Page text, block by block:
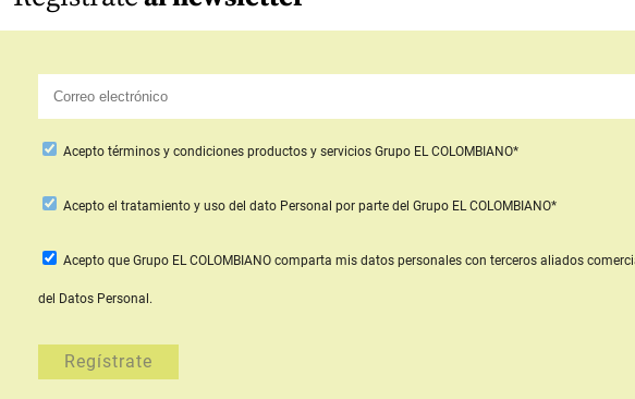
Acepto términos y condiciones productos y servicios Grupo EL COLOMBIANO*
Aceptoel tratamiento y uso del dato Personal por parte del Grupo EL COLOMBIANO*
Acepto que Grupo EL COLOMBIANO comparta mis datos personales con terceros aliados
del Datos Personal.